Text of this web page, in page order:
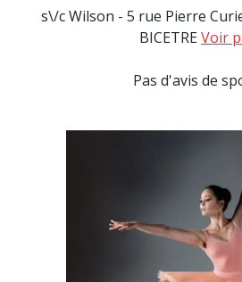
s\/c Wilson - 5 rue Pierre
BICETREVoir
Pas d'avis de